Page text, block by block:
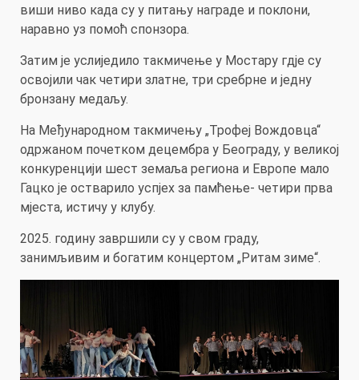
виши ниво када су у питању награде и поклони,
наравно уз помоћ спонзора.
Затим је услиједило такмичење у Мостару гдје су
освојили чак четири златне, три сребрне и једну
бронзану медаљу.
На Међународном такмичењу „Трофеј Вождовца“
одржаном почетком децембра у Београду, у великој
конкуренцији шест земаља региона и Европе мало
Гацко је остварило успјех за памћење- четири прва
мјеста, истичу у клубу.
2025. годину завршили су у свом граду,
занимљивим и богатим концертом „Ритам зиме“.